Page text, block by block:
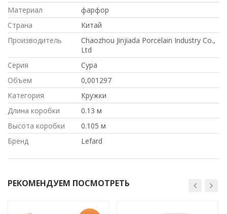
Материал
фарфор
Страна
Китай
Производитель
Chaozhou Jinjiada Porcelain Industry Co.,
Ltd
Серия
Сура
Объем
0,001297
Категория
Кружки
Длина коробки
0.13 м
Высота коробки
0.105 м
Бренд
Lefard
РЕКОМЕНДУЕМ ПОСМОТРЕТЬ